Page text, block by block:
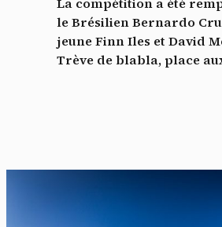
le Brésilien Bernardo
jeune Finn Iles et David
Trève de blabla, place